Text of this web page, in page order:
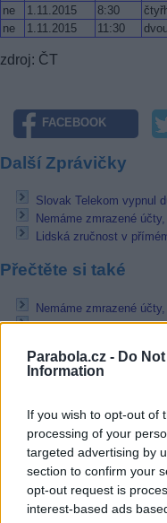
Parabola.cz - Do
Information
If you wish to opt-out of
processing of your
targeted advertising by
section to confirm your
opt-out request is
interest-based ads
ne
1.11.2015 8:30
ne
1.11.2015 11:30
zdroj: ČT
FACEBOOK
Další Zprávičky
Slovak Telekom vypnul
Nemáme zmrazené
Lidská zručnost v
Přečtěte si také
Nemáme zmrazené
Lidská zručnost v
ČTÚ nechal odstavit
Reklama
Pracovní nabídky
07.08.2026 -Bosch
48.400 Kč • příspěvek
Bosch
48.400 Kč • náborový
okres Jihlava)